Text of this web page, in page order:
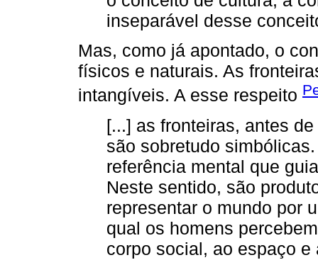
inseparável desse
Mas, como já apontado, o
físicos e naturais. As
intangíveis. A esse respeito
[...] as fronteiras, antes
são sobretudo
referência mental que
Neste sentido, são
representar o mundo por
qual os homens
corpo social, ao espaço e